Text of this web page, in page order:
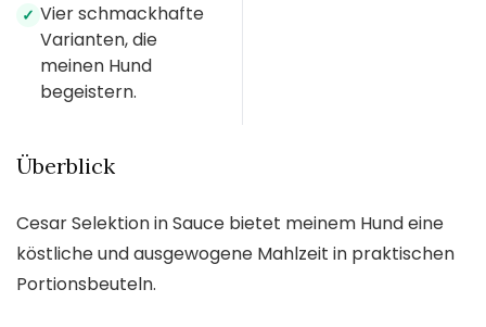
✓ Vier schmackhafte
Varianten, die
meinen Hund
begeistern.
Überblick
Cesar Selektion in Sauce bietet meinem Hund eine
köstliche und ausgewogene Mahlzeit in praktischen
Portionsbeuteln.